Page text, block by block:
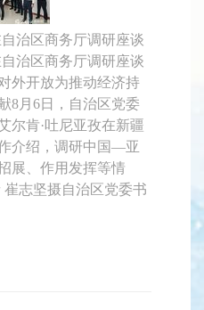
治区商务厅调研座谈
治区商务厅调研座谈
外开放为推动经济持
8月6日，自治区党委
尔肯·吐尼亚孜在新疆
介绍，调研中国—亚
展、作用发挥等情
志坚摄自治区党委书